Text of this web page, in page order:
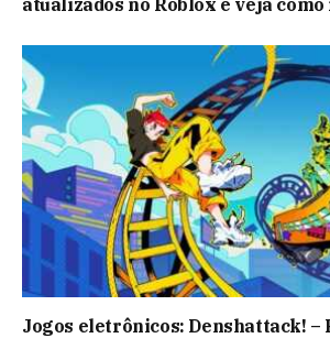
Jogos eletrônicos: Denshattack! –